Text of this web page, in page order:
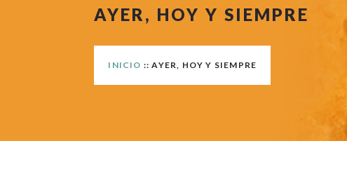
AYER, HOY Y SIEMPRE
INICIO :: AYER, HOY Y SIEMPRE